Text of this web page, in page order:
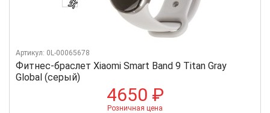
Фитнес-браслет Xiaomi Smart Band 9 Titan Gray
Global (серый)
Артикул: 0L-00065678
4650 ₽
Розничная цена